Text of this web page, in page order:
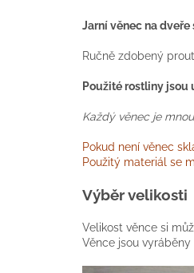
Jarní věnec na
Ručně zdobený
Použité rostliny jsou
Každý věnec je
Pokud není věnec
Použitý materiál se
Výběr velikosti
Velikost věnce si
Věnce jsou